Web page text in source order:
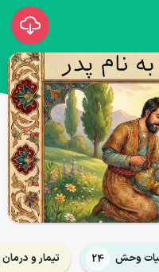
وحش 24 تیمار و درمان